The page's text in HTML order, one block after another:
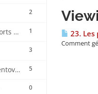
2
1
4. Statisitques et rapports CentovaCast
3
5
Foire aux questions CentovaCast
0
23. Les
Comment